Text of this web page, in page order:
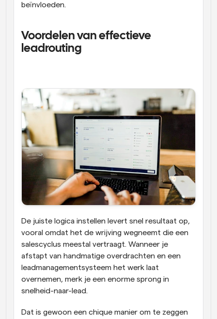
beïnvloeden.
Voordelen van effectieve
leadrouting
De juiste logica instellen levert snel resultaat op,
vooral omdat het de wrijving wegneemt die een
salescyclus meestal vertraagt. Wanneer je
afstapt van handmatige overdrachten en een
leadmanagementsysteem het werk laat
overnemen, merk je een enorme sprong in
snelheid-naar-lead.
Dat is gewoon een chique manier om te zeggen